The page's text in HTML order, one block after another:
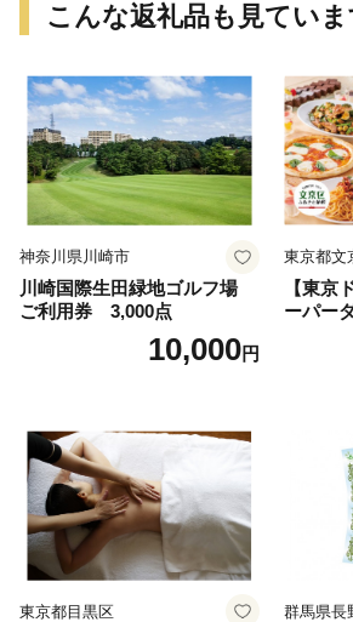
こんな返礼品も見てい
神奈川県川崎市
川崎国際生田緑地ゴルフ場
ご利用券 3,000点
10,000円
東京都文
【東京
ーパー
ランチ
人1名
東京都目黒区 群馬県長